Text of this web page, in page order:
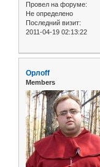
Провел на форуме:
Не определено
Последний визит:
2011-04-19 02:13:22
Орлоff
Members